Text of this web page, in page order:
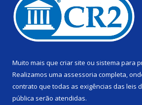
Muito mais que criar site ou sistema para
Realizamos uma assessoria completa,
contrato que todas as exigências das leis
pública serão atendidas.